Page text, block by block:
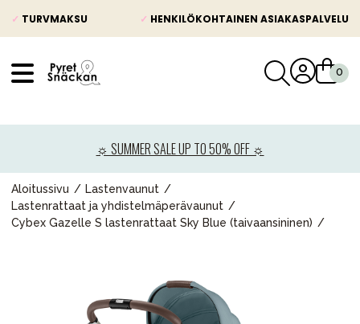
✓ TURVMAKSU ✓ HENKILÖKOHTAINEN ASIAKASPALVELU
☼ SUMMER SALE UP TO 50% OFF ☼
Aloitussivu
Lastenvaunut
Lastenrattaat ja yhdistelmäperävaunut
Cybex Gazelle S lastenrattaat Sky Blue (taivaansininen)
Lastenvaunut
Lasten turvaistuimet
Vauvan paketti
Lelut ja pelit
Äiti & Isä